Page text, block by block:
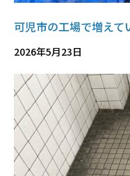
可児市の工場で増えて
2026年5月23日